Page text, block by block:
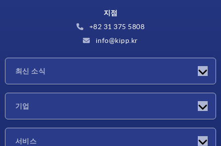
지점
+82 31 375 5808
info@kipp.kr
최신 소식
기업
서비스